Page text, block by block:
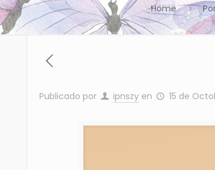
Home
Publicado por ipnszy en 15 de